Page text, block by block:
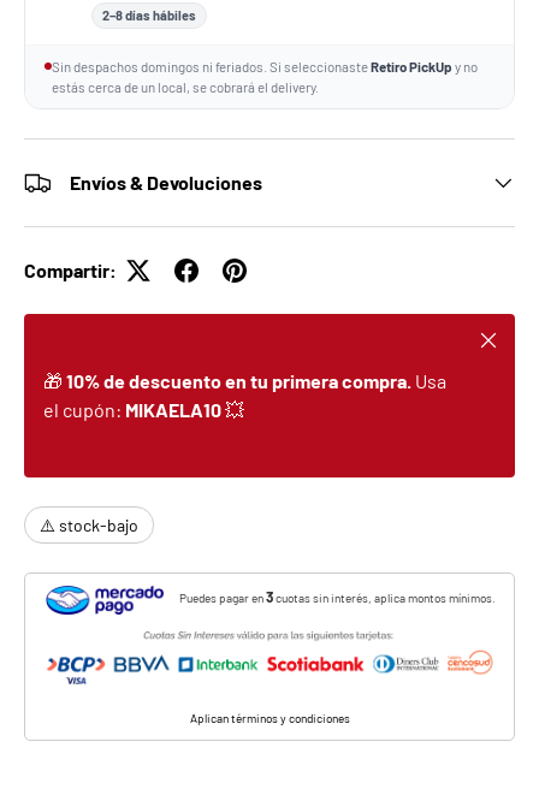
2–8 días hábiles
Sin despachos domingos ni feriados. Si seleccionasteRetiro PickUp y no
estás cerca de un local, se cobrará el delivery.
Envíos & Devoluciones
Compartir:
🎁 10% de descuento en tu primera compra. Usa
el cupón: MIKAELA10💥
Cerrar
⚠️ stock-bajo
Puedes pagar en3cuotas sin interés, aplica montos mínimos.
Aplican términos y condiciones